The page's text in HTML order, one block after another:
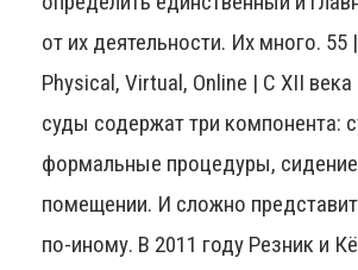
от их деятельности. Их много. 55
Physical, Virtual, Online | C XII века
суды содержат три компонента:
формальные процедуры,
помещении. И сложно
по-иному. В 2011 году Резник и